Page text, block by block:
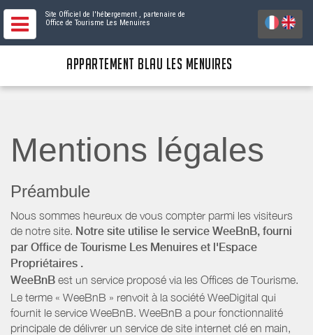
Site Officiel de l'hébergement , partenaire de
Office de Tourisme Les Menuires
APPARTEMENT BLAU LES MENUIRES
Mentions légales
Préambule
Nous sommes heureux de vous compter parmi les visiteurs
de notre site. Notre site utilise le service WeeBnB, fourni
par Office de Tourisme Les Menuires et l'Espace
Propriétaires .
WeeBnB est un service proposé via les Offices de Tourisme.
Le terme « WeeBnB » renvoit à la société WeeDigital qui
fournit le service WeeBnB. WeeBnB a pour fonctionnalité
principale de délivrer un service de site internet clé en main,